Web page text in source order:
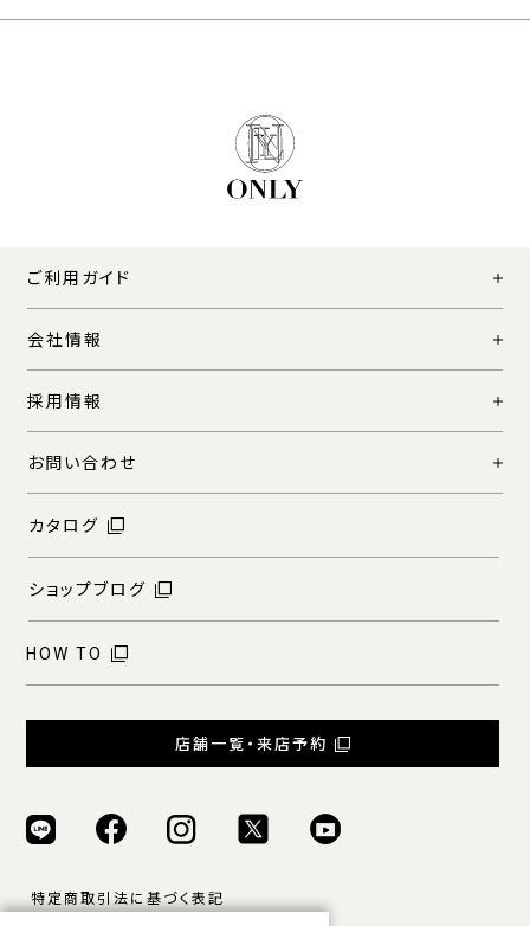
ご利用ガイド
会社情報
採用情報
お問い合わせ
カタログ
ショップブログ
HOW TO
店舗一覧・来店予約
特定商取引法に基づく表記